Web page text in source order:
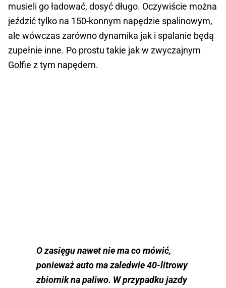
musieli go ładować, dosyć długo. Oczywiście można
jeździć tylko na 150-konnym napędzie spalinowym,
ale wówczas zarówno dynamika jak i spalanie będą
zupełnie inne. Po prostu takie jak w zwyczajnym
Golfie z tym napędem.
O zasięgu nawet nie ma co mówić,
ponieważ auto ma zaledwie 40-litrowy
zbiornik na paliwo. W przypadku jazdy